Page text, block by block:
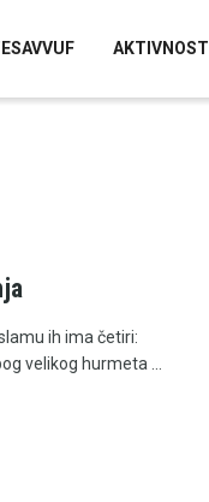
AKTIVNOSTI
ih ima četiri:
velikog hurmeta ...